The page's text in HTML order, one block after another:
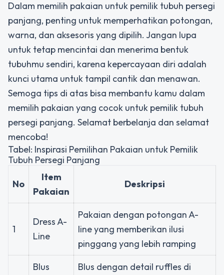
Dalam memilih pakaian untuk pemilik tubuh persegi
panjang, penting untuk memperhatikan potongan,
warna, dan aksesoris yang dipilih. Jangan lupa
untuk tetap mencintai dan menerima bentuk
tubuhmu sendiri, karena kepercayaan diri adalah
kunci utama untuk tampil cantik dan menawan.
Semoga tips di atas bisa membantu kamu dalam
memilih pakaian yang cocok untuk pemilik tubuh
persegi panjang. Selamat berbelanja dan selamat
mencoba!
Tabel: Inspirasi Pemilihan Pakaian untuk Pemilik
Tubuh Persegi Panjang
No
Item
Pakaian
Deskripsi
1
Dress A-
Line
Pakaian dengan potongan A-
line yang memberikan ilusi
pinggang yang lebih ramping
Blus
Blus dengan detail ruffles di